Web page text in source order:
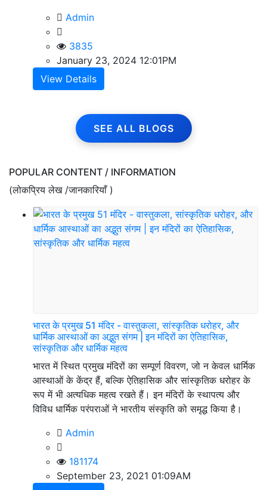
Admin
3835
January 23, 2024 12:01PM
View Details
SEE ALL BLOGS
POPULAR CONTENT / INFORMATION
(लोकप्रिय लेख /जानकारियाँ )
भारत के प्रमुख 51 मंदिर - वास्तुकला, सांस्कृतिक धरोहर, और
धार्मिक आस्थाओं का अद्भुत संगम | इन मंदिरों का ऐतिहासिक,
सांस्कृतिक और धार्मिक महत्व
भारत में स्थित प्रमुख मंदिरों का सम्पूर्ण विवरण, जो न केवल धार्मिक
आस्थाओं के केंद्र हैं, बल्कि ऐतिहासिक और सांस्कृतिक धरोहर के
रूप में भी अत्यधिक महत्व रखते हैं। इन मंदिरों के स्थापत्य और
विविध धार्मिक परंपराओं ने भारतीय संस्कृति को समृद्ध किया है।
Admin
181174
September 23, 2021 01:09AM